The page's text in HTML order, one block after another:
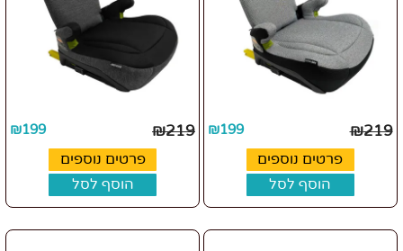
₪219
₪199
פרטים נוספים
הוסף לסל
₪219
₪199
פרטים נוספים
הוסף לסל